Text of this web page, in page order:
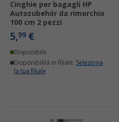
Cinghie per bagagli HP
Autozubehör da rimorchio
100 cm 2 pezzi
5,99 €
Disponibile
Disponibilità in filiale: Seleziona
la tua filiale